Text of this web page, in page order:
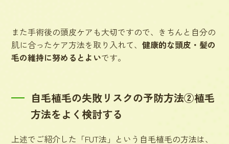
また手術後の頭皮ケアも大切ですので、きちんと自分の
肌に合ったケア方法を取り入れて、健康的な頭皮・髪の
毛の維持に努めるとよいです。
自毛植毛の失敗リスクの予防方法②植毛
方法をよく検討する
上述でご紹介した「FUT法」という自毛植毛の方法は、